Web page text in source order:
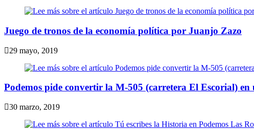
Juego de tronos de la economía política por Juanjo Zazo
29 mayo, 2019
Podemos pide convertir la M-505 (carretera El Escorial)
30 marzo, 2019